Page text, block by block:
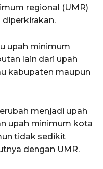
regional (UMR)
upah minimum
lain dari upah
kabupaten maupun
menjadi upah
upah minimum kota
tidak sedikit
dengan UMR.